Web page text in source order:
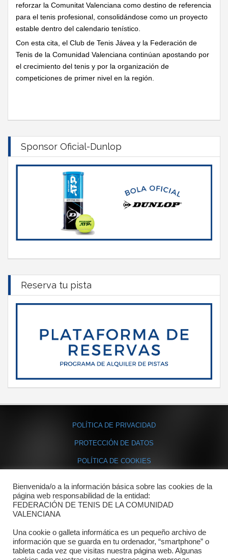
reforzar la Comunitat Valenciana como destino de referencia
para el tenis profesional, consolidándose como un proyecto
estable dentro del calendario tenístico.
Con esta cita, el Club de Tenis Jávea y la Federación de
Tenis de la Comunidad Valenciana continúan apostando por
el crecimiento del tenis y por la organización de
competiciones de primer nivel en la región.
Sponsor Oficial-Dunlop
Reserva tu pista
POLÍTICA DE PRIVACIDAD
PROTECCIÓN DE DATOS
POLÍTICA DE COOKIES
Contacto
Dónde estamos
Directorio departamentos
Horario
Bienvenida/o a la información básica sobre las cookies de la
página web responsabilidad de la entidad:
FEDERACIÓN DE TENIS DE LA COMUNIDAD
VALENCIANA
Una cookie o galleta informática es un pequeño archivo de
información que se guarda en tu ordenador, “smartphone” o
tableta cada vez que visitas nuestra página web. Algunas